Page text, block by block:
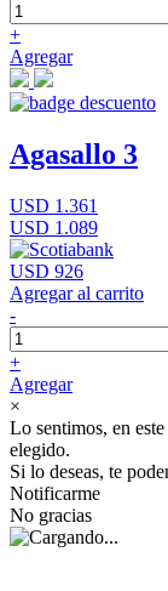
+
Agregar
Agasallo 3
USD 1.361
USD 1.089
USD 926
Agregar al carrito
-
+
Agregar
×
Lo sentimos, en
elegido.
Si lo deseas, te
Notificarme
No gracias